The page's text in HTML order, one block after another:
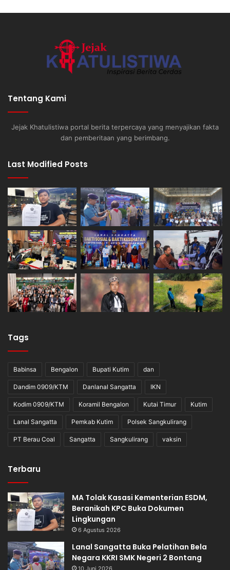
Tentang Kami
Jejak Khatulistiwa portal berita terpercaya yang menyajikan fakta
dan pemberitaan yang berimbang.
Last Modified Posts
Tags
Babinsa Bengalon Bupati Kutim dan
Dandim 0909/KTM Danlanal Sangatta IKN
Kodim 0909/KTM Koramil Bengalon Kutai Timur Kutim
Lanal Sangatta Pemkab Kutim Polsek Sangkulirang
PT Berau Coal Sangatta Sangkulirang vaksin
Terbaru
MA Tolak Kasasi Kementerian ESDM,
Beranikah KPC Buka Dokumen
Lingkungan
6 Agustus 2026
Lanal Sangatta Buka Pelatihan Bela
Negara KKRI SMK Negeri 2 Bontang
10 Juni 2026